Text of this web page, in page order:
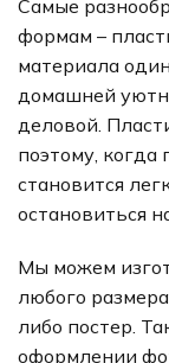
РАЗМЕР
21х29.7 см (А4)
Самые
формам –
материала
домашней
деловой.
поэтому,
становится
остановиться
Мы можем
любого
либо постер.
оформлении